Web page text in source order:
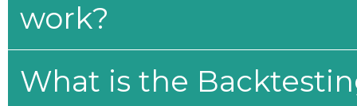
work?
What is the